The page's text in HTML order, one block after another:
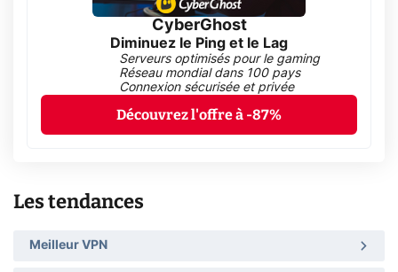
CyberGhost
Diminuez le Ping et le Lag
Serveurs optimisés pour le gaming
Réseau mondial dans 100 pays
Connexion sécurisée et privée
Découvrez l'offre à -87%
Les tendances
Meilleur VPN